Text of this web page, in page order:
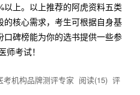
上。以上推荐的阿虎资料五类
核心需求，考生可根据自身基
碑榜能为你的选书提供一些参
考试！
考机构品牌测评专家 阅读(15) 评